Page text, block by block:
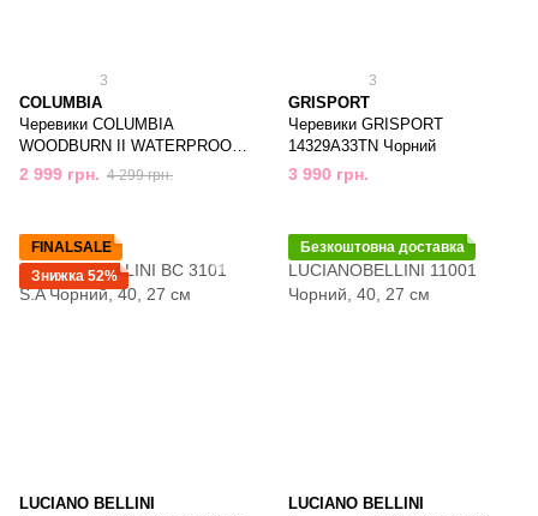
3
COLUMBIA
Черевики COLUMBIA
WOODBURN II WATERPROOF
1553001-010 Чорний
2 999 грн. 4 299 грн.
3
GRISPORT
Черевики GRISPORT
14329A33TN Чорний
3 990 грн.
FINALSALE
Знижка 52%
LUCIANO BELLINI
Безкоштовна доставка
LUCIANO BELLINI